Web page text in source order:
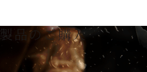
製品のご購入